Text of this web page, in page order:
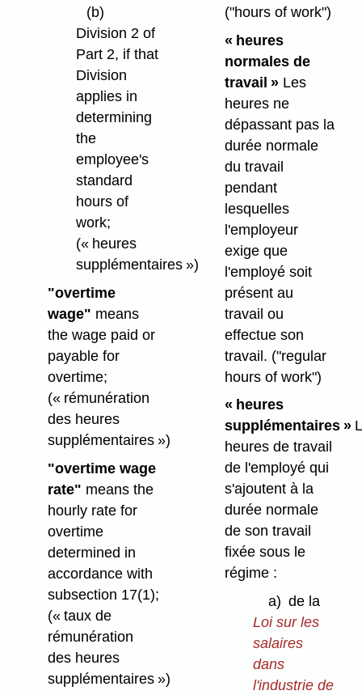
(b)
Division 2 of
Part 2, if that
Division
applies in
determining
the
employee's
standard
hours of
work;
(« heures
supplémentaires »)
"overtime
wage" means
the wage paid or
payable for
overtime;
(« rémunération
des heures
supplémentaires »)
"overtime wage
rate" means the
hourly rate for
overtime
determined in
accordance with
subsection 17(1);
(« taux de
rémunération
des heures
supplémentaires »)
("hours of work")
« heures
normales de
travail »Les
heures ne
dépassant pas la
durée normale
du travail
pendant
lesquelles
l'employeur
exige que
l'employé soit
présent au
travail ou
effectue son
travail. ("regular
hours of work")
« heures
supplémentaires »
heures de travail
de l'employé qui
s'ajoutent à la
durée normale
de son travail
fixée sous le
régime :
a) de la
Loi sur les
salaires
dans
l'industrie de